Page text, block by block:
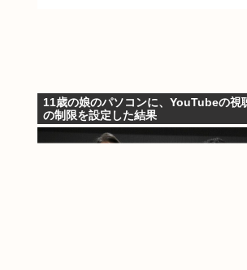
11歳の娘のパソコンに、YouTubeの視
の制限を設定した結果